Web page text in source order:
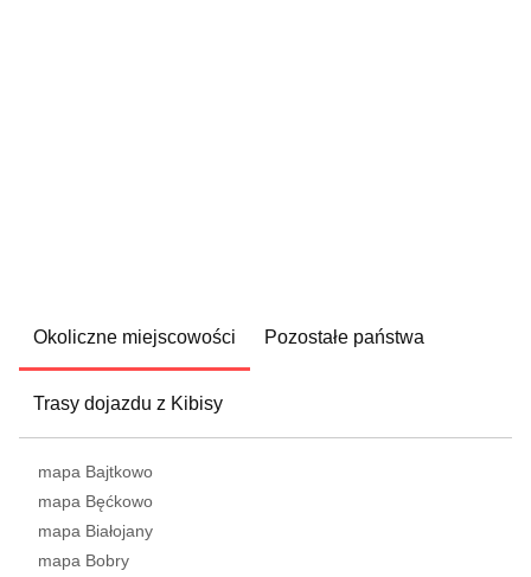
Okoliczne miejscowości Pozostałe państwa
Trasy dojazdu z Kibisy
mapa Bajtkowo
mapa Bęćkowo
mapa Białojany
mapa Bobry